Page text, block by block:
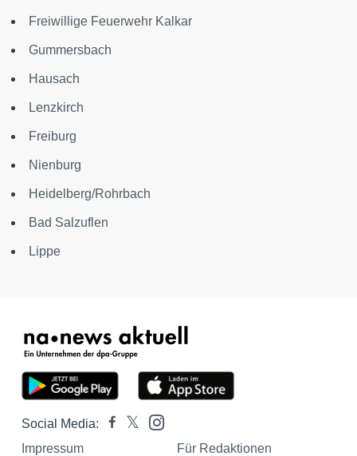
Freiwillige Feuerwehr Kalkar
Gummersbach
Hausach
Lenzkirch
Freiburg
Nienburg
Heidelberg/Rohrbach
Bad Salzuflen
Lippe
Social Media:
Impressum
Für Redaktionen